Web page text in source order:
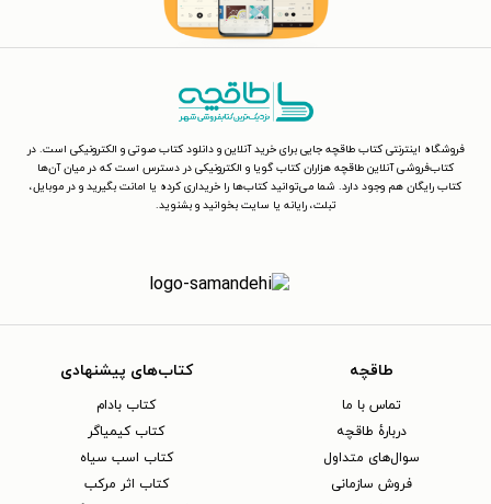
فروشگاه اینترنتی کتاب طاقچه جایی برای خرید آنلاین و دانلود کتاب صوتی و الکترونیکی است. در
کتاب‌فروشی آنلاین طاقچه هزاران کتاب گویا و الکترونیکی در دسترس است که در میان آن‌ها
کتاب رایگان هم وجود دارد. شما می‌توانید کتاب‌ها را خریداری کرده یا امانت بگیرید و در موبایل،
تبلت، رایانه یا سایت بخوانید و بشنوید.
طاقچه
تماس با ما
دربارهٔ طاقچه
سوال‌های متداول
فروش سازمانی
کتاب‌های پیشنهادی
کتاب بادام
کتاب کیمیاگر
کتاب اسب سیاه
کتاب اثر مرکب